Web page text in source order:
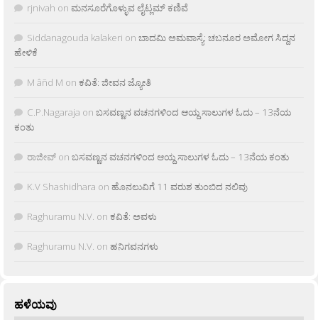
rjnivah on ಮನಸೂರೆಗೊಳ್ಳುವ ಲೈಟ್ಲಮ್ ಕಣಿವೆ
Siddanagouda kalakeri on ಬಾದಮಿ ಅಮವಾಸ್ಯೆ: ಚಬನೂರ ಅಮೋಗ ಸಿದ್ದನ
ಹೇಳಿಕೆ
M âñd M on ಕವಿತೆ: ಜೀವನ ಜ್ಯೋತಿ
C.P.Nagaraja on ಬಸವಣ್ಣನ ವಚನಗಳಿಂದ ಆಯ್ದ ಸಾಲುಗಳ ಓದು – 13ನೆಯ
ಕಂತು
ರಾಜೀವ್ on ಬಸವಣ್ಣನ ವಚನಗಳಿಂದ ಆಯ್ದ ಸಾಲುಗಳ ಓದು – 13ನೆಯ ಕಂತು
K.V Shashidhara on ಹೊನಲುವಿಗೆ 11 ವರುಶ ತುಂಬಿದ ನಲಿವು
Raghuramu N.V. on ಕವಿತೆ: ಅವಳು
Raghuramu N.V. on ಹನಿಗವನಗಳು
ಹಳೆಯವು